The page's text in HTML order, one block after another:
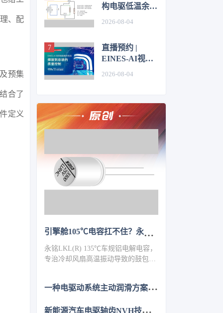
、配
预集
合了
定义
构电驱低温余热
2026-08-04
直播预约 |
EINES-AI视觉
2026-08-04
引擎舱105℃电容扛不住？永铭LKL(R) 135℃车规铝电解电容，破解冷却风扇高温振动失效难题
永铭LKL(R) 135℃车规铝电解电容，
专治冷却风扇高温振动导致的鼓包漏
≤10PPM（传统方案300PPM）。可
改板。100万颗用量售后赔付从45万
一
种电驱动系统主动润滑方案的设计与分析
新
能源汽车电驱轴齿NVH技术图谱研究